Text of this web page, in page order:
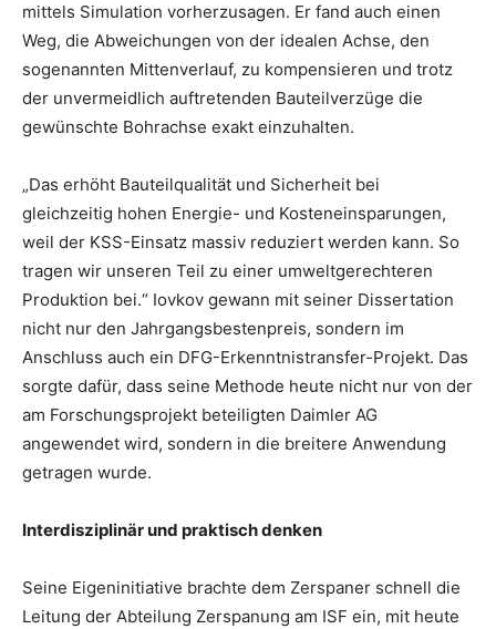
mittels Simulation vorherzusagen. Er fand auch einen
Weg, die Abweichungen von der idealen Achse, den
sogenannten Mittenverlauf, zu kompensieren und trotz
der unvermeidlich auftretenden Bauteilverzüge die
gewünschte Bohrachse exakt einzuhalten.
„Das erhöht Bauteilqualität und Sicherheit bei
gleichzeitig hohen Energie- und Kosteneinsparungen,
weil der KSS-Einsatz massiv reduziert werden kann. So
tragen wir unseren Teil zu einer umweltgerechteren
Produktion bei.“ Iovkov gewann mit seiner Dissertation
nicht nur den Jahrgangsbestenpreis, sondern im
Anschluss auch ein DFG-Erkenntnistransfer-Projekt. Das
sorgte dafür, dass seine Methode heute nicht nur von der
am Forschungsprojekt beteiligten Daimler AG
angewendet wird, sondern in die breitere Anwendung
getragen wurde.
Interdisziplinär und praktisch denken
Seine Eigeninitiative brachte dem Zerspaner schnell die
Leitung der Abteilung Zerspanung am ISF ein, mit heute